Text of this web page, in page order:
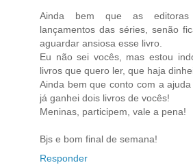
Ainda bem que as
lançamentos das séries, senão
aguardar ansiosa esse livro.
Eu não sei vocês, mas estou
livros que quero ler, que haja
Ainda bem que conto com a
já ganhei dois livros de vocês!
Meninas, participem, vale a pena!
Bjs e bom final de semana!
Responder